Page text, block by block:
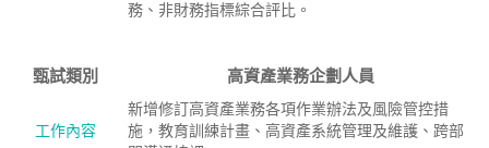
務、非財務指標綜合評比。
甄試類別 高資產業務企劃人員
工作內容
新增修訂高資產業務各項作業辦法及風險管控措
施，教育訓練計畫、高資產系統管理及維護、跨部